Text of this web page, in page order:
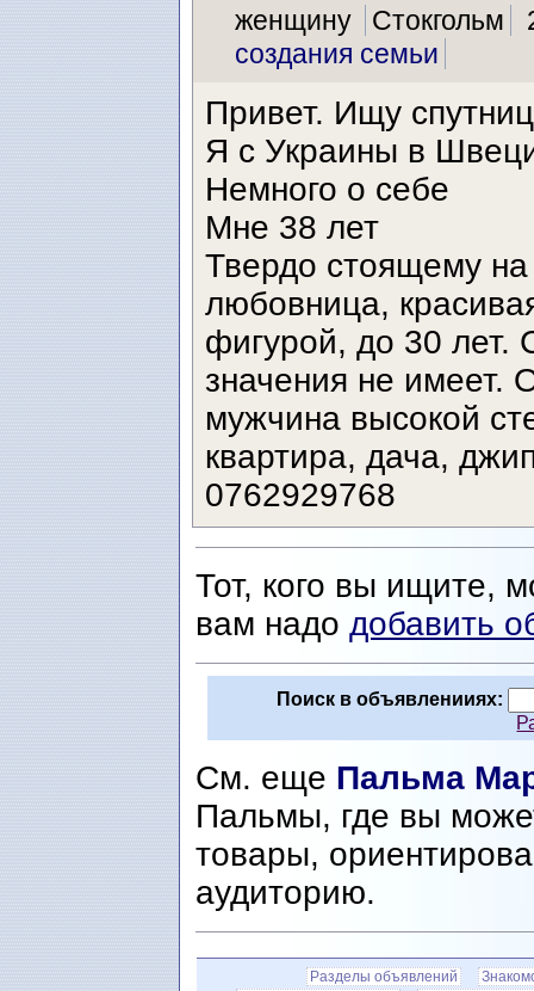
женщину
Стокгольм
создания семьи
Привет. Ищу
Я с Украины в
Немного о себе
Мне 38 лет
Твердо стоящему
любовница,
фигурой, до 30 лет.
значения не имеет.
мужчина высокой
квартира, дача,
0762929768
Тот, кого вы ищите,
вам надо добавить
Поиск в объявленииях:
См. еще Пальма
Пальмы, где вы
товары,
аудиторию.
Разделы объявлений